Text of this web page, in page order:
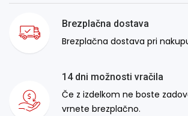
Brezplačna dostava
Brezplačna dostava pri
14 dni možnosti vračila
Če z izdelkom ne boste
vrnete brezplačno.